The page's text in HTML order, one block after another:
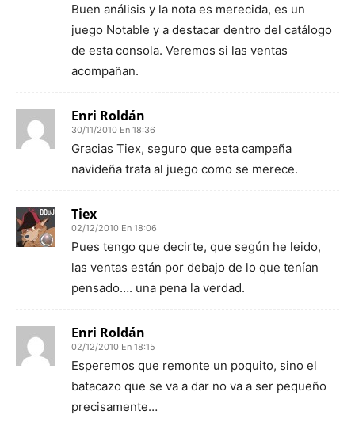
Buen análisis y la nota es merecida, es un
juego Notable y a destacar dentro del catálogo
de esta consola. Veremos si las ventas
acompañan.
Enri Roldán
30/11/2010 En 18:36
Gracias Tiex, seguro que esta campaña
navideña trata al juego como se merece.
Tiex
02/12/2010 En 18:06
Pues tengo que decirte, que según he leido,
las ventas están por debajo de lo que tenían
pensado…. una pena la verdad.
Enri Roldán
02/12/2010 En 18:15
Esperemos que remonte un poquito, sino el
batacazo que se va a dar no va a ser pequeño
precisamente…